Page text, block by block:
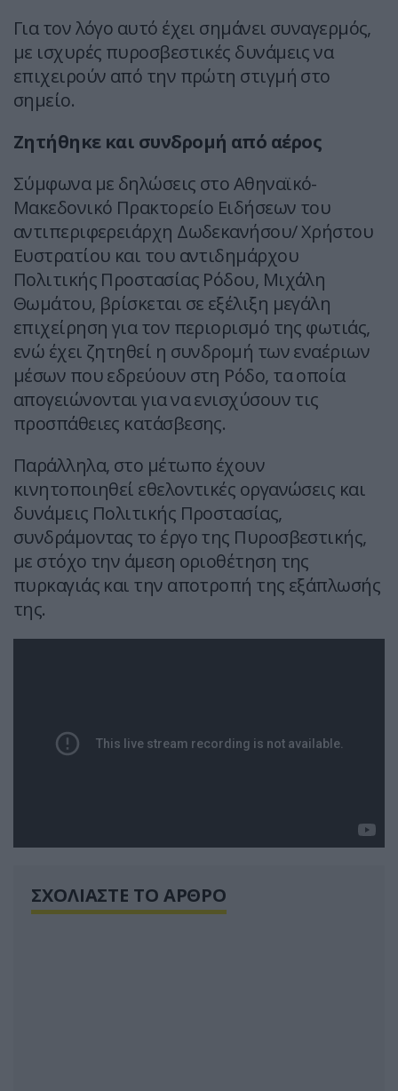
Για τον λόγο αυτό έχει σημάνει συναγερμός,
με ισχυρές πυροσβεστικές δυνάμεις να
επιχειρούν από την πρώτη στιγμή στο
σημείο.
Ζητήθηκε και συνδρομή από αέρος
Σύμφωνα με δηλώσεις στο Αθηναϊκό-
Μακεδονικό Πρακτορείο Ειδήσεων του
αντιπεριφερειάρχη Δωδεκανήσου/ Χρήστου
Ευστρατίου και του αντιδημάρχου
Πολιτικής Προστασίας Ρόδου, Μιχάλη
Θωμάτου, βρίσκεται σε εξέλιξη μεγάλη
επιχείρηση για τον περιορισμό της φωτιάς,
ενώ έχει ζητηθεί η συνδρομή των εναέριων
μέσων που εδρεύουν στη Ρόδο, τα οποία
απογειώνονται για να ενισχύσουν τις
προσπάθειες κατάσβεσης.
Παράλληλα, στο μέτωπο έχουν
κινητοποιηθεί εθελοντικές οργανώσεις και
δυνάμεις Πολιτικής Προστασίας,
συνδράμοντας το έργο της Πυροσβεστικής,
με στόχο την άμεση οριοθέτηση της
πυρκαγιάς και την αποτροπή της εξάπλωσής
της.
ΣΧΟΛΙΑΣΤΕ ΤΟ ΑΡΘΡΟ